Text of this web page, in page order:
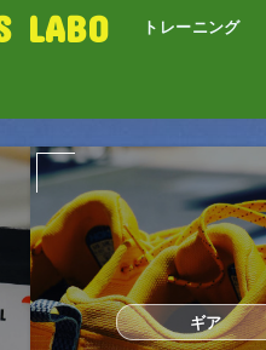
LABO トレーニング
ギア